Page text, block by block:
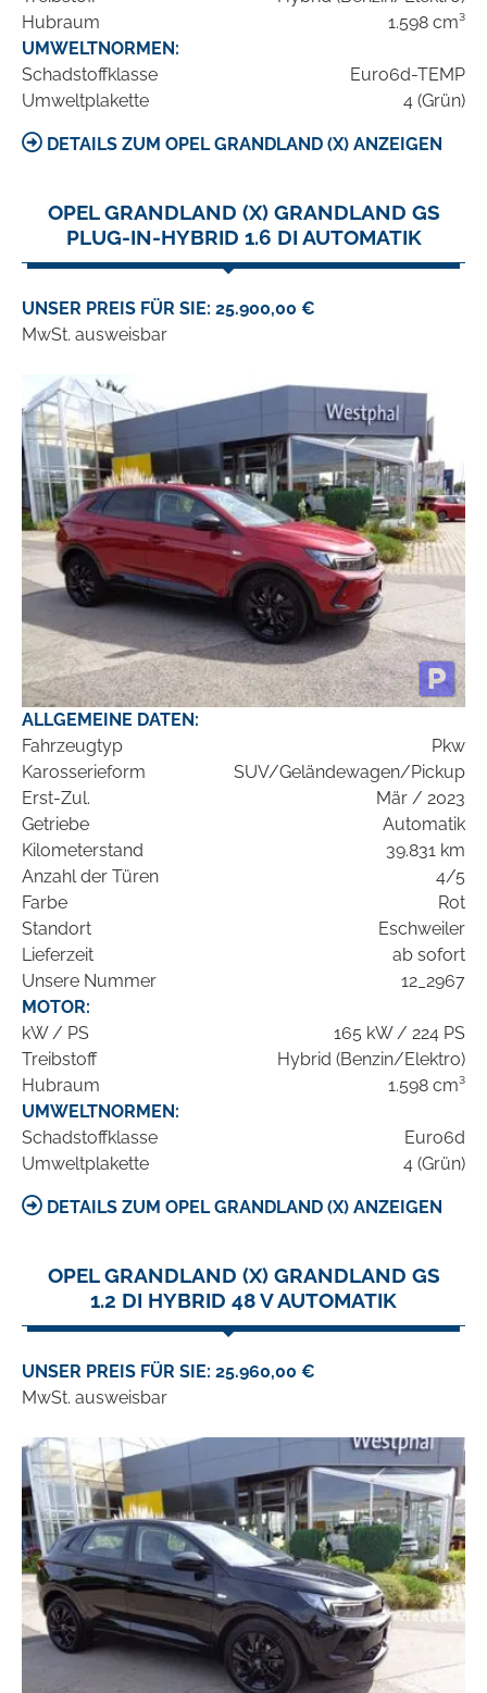
Hubraum
1.598 cm³
UMWELTNORMEN:
Schadstoffklasse
Euro6d-TEMP
Umweltplakette
4 (Grün)
DETAILS ZUM OPEL GRANDLAND (X) ANZEIGEN
OPEL GRANDLAND (X) GRANDLAND GS
PLUG-IN-HYBRID 1.6 DI AUTOMATIK
UNSER PREIS FÜR SIE: 25.900,00 €
MwSt. ausweisbar
ALLGEMEINE DATEN:
Fahrzeugtyp
Pkw
Karosserieform
SUV/Geländewagen/Pickup
Erst-Zul.
Mär / 2023
Getriebe
Automatik
Kilometerstand
39.831 km
Anzahl der Türen
4/5
Farbe
Rot
Standort
Eschweiler
Lieferzeit
ab sofort
Unsere Nummer
12_2967
MOTOR:
kW / PS
165 kW / 224 PS
Treibstoff
Hybrid (Benzin/Elektro)
Hubraum
1.598 cm³
UMWELTNORMEN:
Schadstoffklasse
Euro6d
Umweltplakette
4 (Grün)
DETAILS ZUM OPEL GRANDLAND (X) ANZEIGEN
OPEL GRANDLAND (X) GRANDLAND GS
1.2 DI HYBRID 48 V AUTOMATIK
UNSER PREIS FÜR SIE: 25.960,00 €
MwSt. ausweisbar